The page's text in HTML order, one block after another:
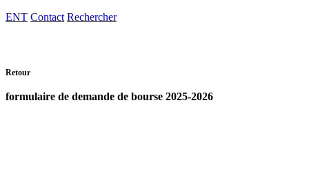
ENT Contact Rechercher
Retour
formulaire de demande de bourse 2025-2026